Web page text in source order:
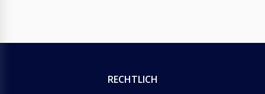
RECHTLICH